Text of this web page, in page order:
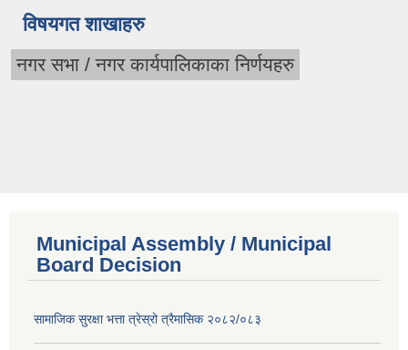
विषयगत शाखाहरु
नगर सभा / नगर कार्यपालिकाका निर्णयहरु
Municipal Assembly / Municipal
Board Decision
सामाजिक सुरक्षा भत्ता त्रेस्रो त्रैमासिक २०८२/०८३